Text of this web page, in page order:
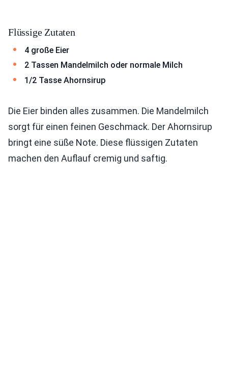
Flüssige Zutaten
4 große Eier
2 Tassen Mandelmilch oder normale Milch
1/2 Tasse Ahornsirup
Die Eier binden alles zusammen. Die Mandelmilch
sorgt für einen feinen Geschmack. Der Ahornsirup
bringt eine süße Note. Diese flüssigen Zutaten
machen den Auflauf cremig und saftig.